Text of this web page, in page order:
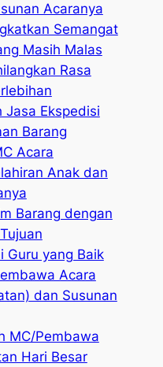
Acaranya
Semangat
Masih Malas
Rasa
Jasa Ekspedisi
Barang
Acara
Anak dan
Barang dengan
Guru yang Baik
Acara
dan Susunan
MC/Pembawa
Hari Besar